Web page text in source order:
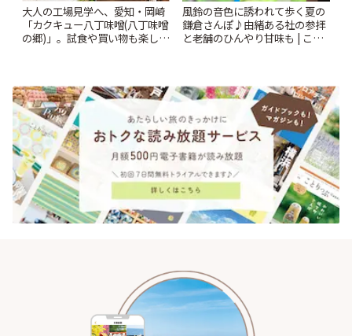
大人の工場見学へ、愛知・岡崎
「カクキュー八丁味噌(八丁味噌
の郷)」。試食や買い物も楽しみ
風鈴の音色に誘われて歩く夏の
鎌倉さんぽ♪由緒ある社の参拝
と老舗のひんやり甘味も | こと